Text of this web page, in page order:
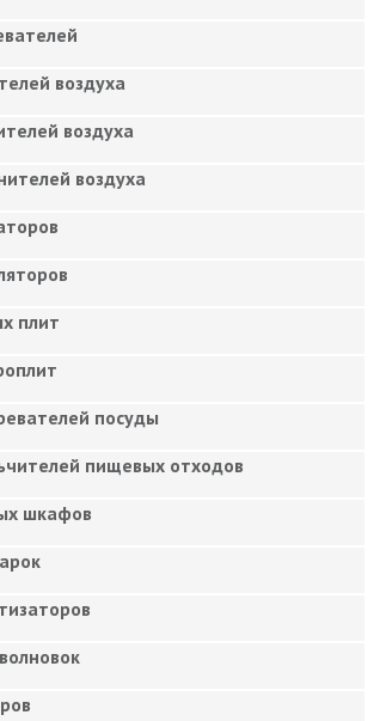
воздуха
воздуха
воздуха
плит
посуды
пищевых отходов
шкафов